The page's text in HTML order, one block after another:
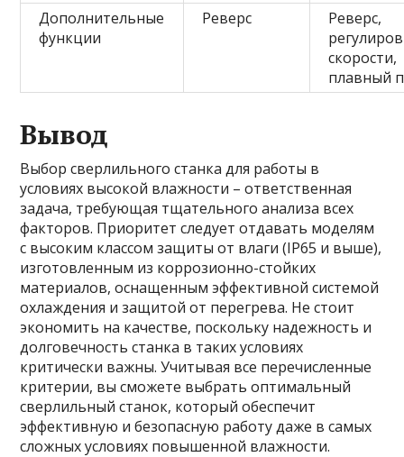
Дополнительные
функции
Реверс
Реверс,
скорости,
плавный
Вывод
Выбор сверлильного станка для работы в
условиях высокой влажности – ответственная
задача, требующая тщательного анализа всех
факторов. Приоритет следует отдавать моделям
с высоким классом защиты от влаги (IP65 и выше),
изготовленным из коррозионно-стойких
материалов, оснащенным эффективной системой
охлаждения и защитой от перегрева. Не стоит
экономить на качестве, поскольку надежность и
долговечность станка в таких условиях
критически важны. Учитывая все перечисленные
критерии, вы сможете выбрать оптимальный
сверлильный станок, который обеспечит
эффективную и безопасную работу даже в самых
сложных условиях повышенной влажности.